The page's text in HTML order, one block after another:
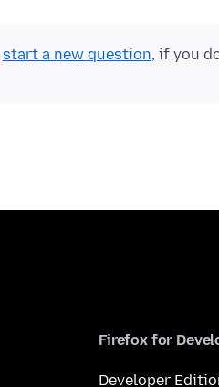
start a new question, if you
Firefox for
Developer